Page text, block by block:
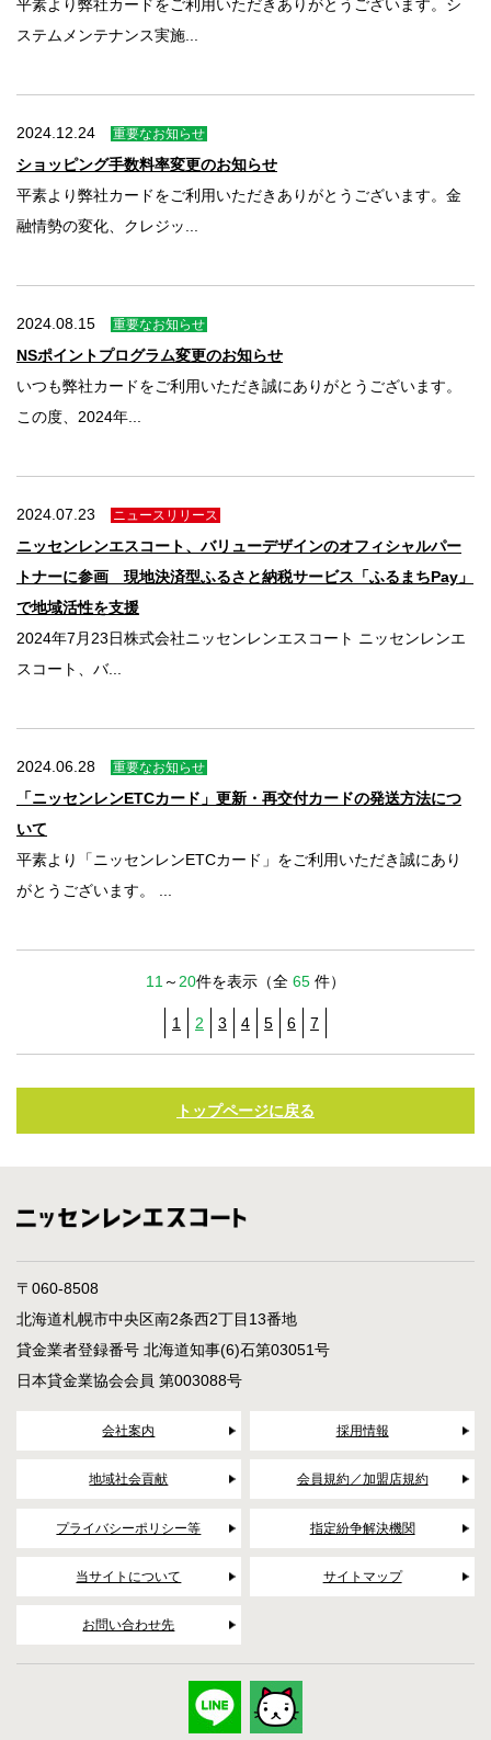
平素より弊社カードをご利用いただきありがとうございます。シ
ステムメンテナンス実施...
2024.12.24 重要なお知らせ
ショッピング手数料率変更のお知らせ
平素より弊社カードをご利用いただきありがとうございます。金
融情勢の変化、クレジッ...
2024.08.15 重要なお知らせ
NSポイントプログラム変更のお知らせ
いつも弊社カードをご利用いただき誠にありがとうございます。
この度、2024年...
2024.07.23 ニュースリリース
ニッセンレンエスコート、バリューデザインのオフィシャルパー
トナーに参画 現地決済型ふるさと納税サービス「ふるまちPay」
で地域活性を支援
2024年7月23日株式会社ニッセンレンエスコート ニッセンレンエ
スコート、バ...
2024.06.28 重要なお知らせ
「ニッセンレンETCカード」更新・再交付カードの発送方法につ
いて
平素より「ニッセンレンETCカード」をご利用いただき誠にあり
がとうございます。 ...
11 ～ 20件を表示（全 65 件）
1 2 3 4 5 6 7
トップページに戻る
〒060-8508
北海道札幌市中央区南2条西2丁目13番地
貸金業者登録番号 北海道知事(6)石第03051号
日本貸金業協会会員 第003088号
会社案内 採用情報
地域社会貢献 会員規約／加盟店規約
プライバシーポリシー等 指定紛争解決機関
当サイトについて サイトマップ
お問い合わせ先